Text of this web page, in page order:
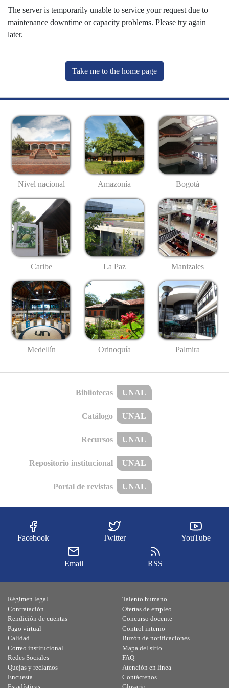
The server is temporarily unable to service your request due to
maintenance downtime or capacity problems. Please try again
later.
Take me to the home page
Nivel nacional Amazonía Bogotá
Caribe La Paz Manizales
Medellín Orinoquía Palmira
Bibliotecas UNAL
Catálogo UNAL
Recursos UNAL
Repositorio institucional UNAL
Portal de revistas UNAL
Facebook Twitter YouTube
Email RSS
Régimen legal
Contratación
Rendición de cuentas
Pago virtual
Calidad
Talento humano
Ofertas de empleo
Concurso docente
Control interno
Buzón de notificaciones
Correo institucional
Redes Sociales
Quejas y reclamos
Encuesta
Mapa del sitio
FAQ
Atención en línea
Contáctenos